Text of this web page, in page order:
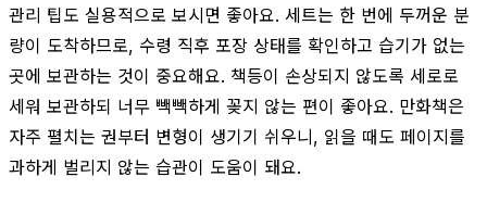
관리 팁도 실용적으로 보시면 좋아요. 세트는 한 번에 두꺼운 분
량이 도착하므로, 수령 직후 포장 상태를 확인하고 습기가 없는
곳에 보관하는 것이 중요해요. 책등이 손상되지 않도록 세로로
세워 보관하되 너무 빽빽하게 꽂지 않는 편이 좋아요. 만화책은
자주 펼치는 권부터 변형이 생기기 쉬우니, 읽을 때도 페이지를
과하게 벌리지 않는 습관이 도움이 돼요.